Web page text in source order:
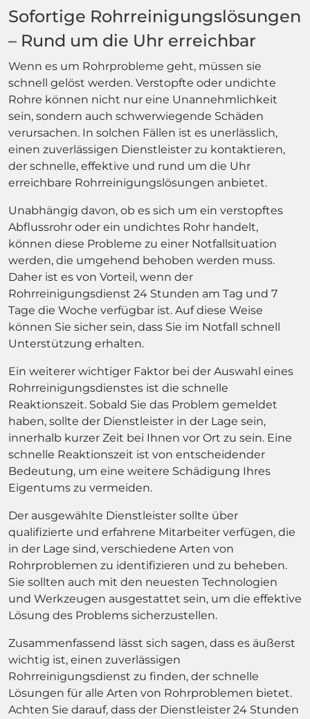
Sofortige Rohrreinigungslösungen
– Rund um die Uhr erreichbar
Wenn es um Rohrprobleme geht, müssen sie
schnell gelöst werden. Verstopfte oder undichte
Rohre können nicht nur eine Unannehmlichkeit
sein, sondern auch schwerwiegende Schäden
verursachen. In solchen Fällen ist es unerlässlich,
einen zuverlässigen Dienstleister zu kontaktieren,
der schnelle, effektive und rund um die Uhr
erreichbare Rohrreinigungslösungen anbietet.
Unabhängig davon, ob es sich um ein verstopftes
Abflussrohr oder ein undichtes Rohr handelt,
können diese Probleme zu einer Notfallsituation
werden, die umgehend behoben werden muss.
Daher ist es von Vorteil, wenn der
Rohrreinigungsdienst 24 Stunden am Tag und 7
Tage die Woche verfügbar ist. Auf diese Weise
können Sie sicher sein, dass Sie im Notfall schnell
Unterstützung erhalten.
Ein weiterer wichtiger Faktor bei der Auswahl eines
Rohrreinigungsdienstes ist die schnelle
Reaktionszeit. Sobald Sie das Problem gemeldet
haben, sollte der Dienstleister in der Lage sein,
innerhalb kurzer Zeit bei Ihnen vor Ort zu sein. Eine
schnelle Reaktionszeit ist von entscheidender
Bedeutung, um eine weitere Schädigung Ihres
Eigentums zu vermeiden.
Der ausgewählte Dienstleister sollte über
qualifizierte und erfahrene Mitarbeiter verfügen, die
in der Lage sind, verschiedene Arten von
Rohrproblemen zu identifizieren und zu beheben.
Sie sollten auch mit den neuesten Technologien
und Werkzeugen ausgestattet sein, um die effektive
Lösung des Problems sicherzustellen.
Zusammenfassend lässt sich sagen, dass es äußerst
wichtig ist, einen zuverlässigen
Rohrreinigungsdienst zu finden, der schnelle
Lösungen für alle Arten von Rohrproblemen bietet.
Achten Sie darauf, dass der Dienstleister 24 Stunden